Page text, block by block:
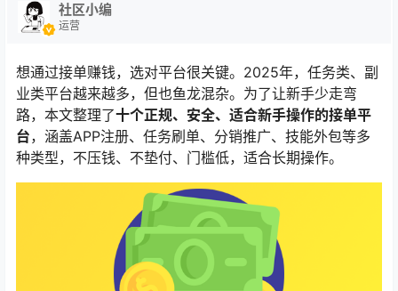
社区小编
运营
想通过接单赚钱，选对平台很关键。2025年，任务类、副
业类平台越来越多，但也鱼龙混杂。为了让新手少走弯
路，本文整理了十个正规、安全、适合新手操作的接单平
台，涵盖APP注册、任务刷单、分销推广、技能外包等多
种类型，不压钱、不垫付、门槛低，适合长期操作。